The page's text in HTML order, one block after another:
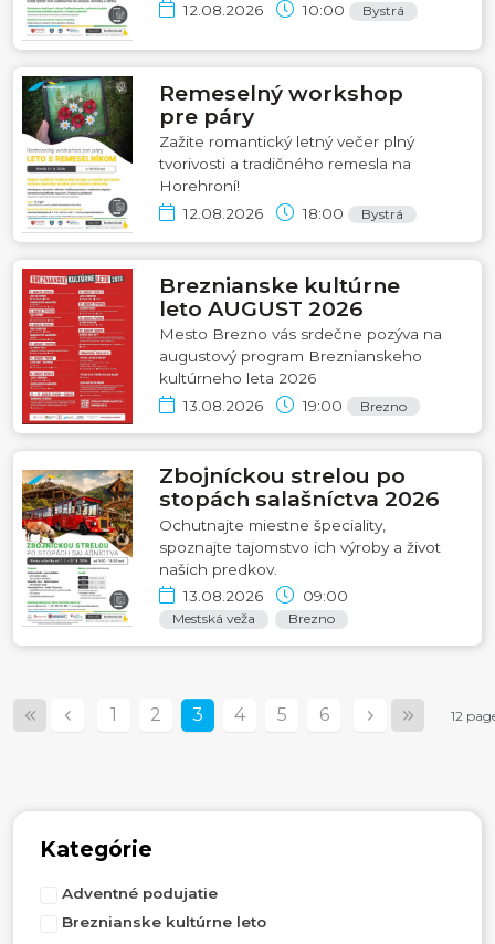
Kategórie
Adventné podujatie
Breznianske kultúrne leto
12.08.2026
10:00 Bystrá
Remeselný workshop
pre páry
Zažite romantický letný večer plný
tvorivosti a tradičného remesla na
Horehroní!
12.08.2026
18:00 Bystrá
Breznianske kultúrne
leto AUGUST 2026
Mesto Brezno vás srdečne pozýva na
augustový program Breznianskeho
kultúrneho leta 2026
13.08.2026
19:00 Brezno
Zbojníckou strelou po
stopách salašníctva 2026
Ochutnajte miestne špeciality,
spoznajte tajomstvo ich výroby a život
našich predkov.
13.08.2026
09:00
Mestská veža Brezno
1 2 3 4 5 6 12